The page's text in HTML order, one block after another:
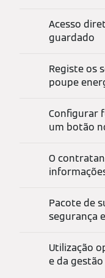
Acesso
guardado
Registe os
poupe
Configurar
um botão
O
Pacote de
segurança
Utilização
e da